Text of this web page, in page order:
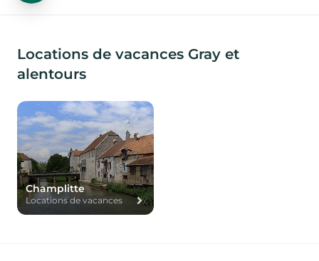
Locations de vacances Gray et
alentours
Champlitte
Locations de vacances